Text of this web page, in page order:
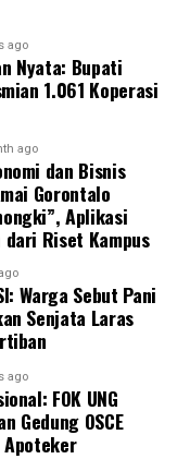
simulasi
penyamaan
masa
nyata
2026 dalam
risiko tinggi.
pemerintah desa,
kebencanan
dan berkelanjutan.
ago
Nyata: Bupati
1.061 Koperasi
ago
dan Bisnis
Gorontalo
Aplikasi
dari Riset Kampus
Warga Sebut Pani
Senjata Laras
ago
FOK UNG
Gedung OSCE